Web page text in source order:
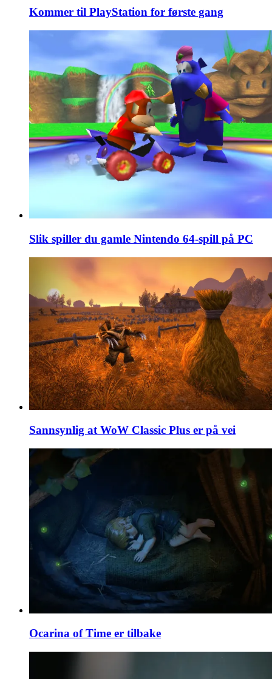
Kommer til PlayStation for første gang
Slik spiller du gamle Nintendo 64-spill på PC
Sannsynlig at WoW Classic Plus er på vei
Ocarina of Time er tilbake